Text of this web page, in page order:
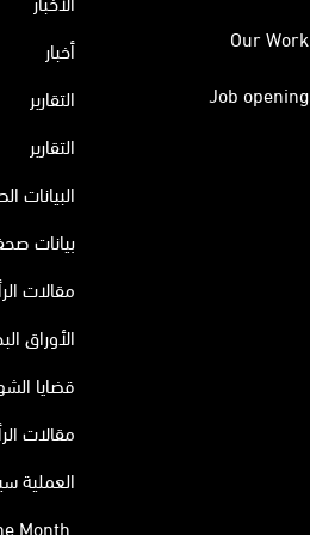
Our Work
Job opening
أخبار
التقارير
التقارير
البيانات
بيانات
مقالات
الأوراق
قضايا
مقالات
العملية
Month